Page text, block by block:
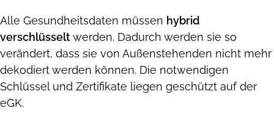
Alle Gesundheitsdaten müssen hybrid
verschlüsseltwerden. Dadurch werden sie so
verändert, dass sie von Außenstehenden nicht mehr
dekodiert werden können. Die notwendigen
Schlüssel und Zertifikate liegen geschützt auf der
eGK.